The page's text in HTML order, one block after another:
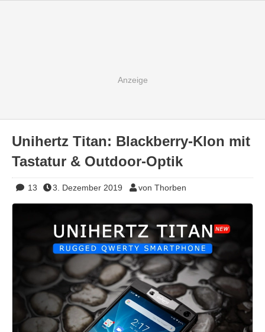
Unihertz Titan: Blackberry-Klon mit
Tastatur & Outdoor-Optik
13 3. Dezember 2019 von Thorben